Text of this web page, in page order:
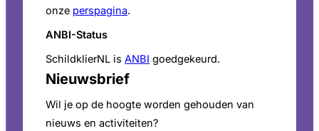
onze perspagina.
ANBI-Status
SchildklierNL is ANBI goedgekeurd.
Nieuwsbrief
Wil je op de hoogte worden gehouden van
nieuws en activiteiten?